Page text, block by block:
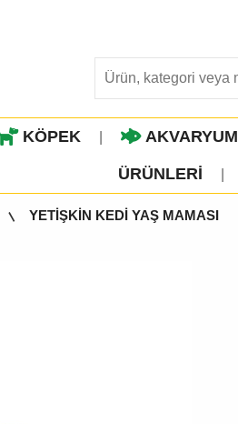
KÖPEK AKVARYUM
ÜRÜNLERI
YETİŞKİN KEDİ YAŞ MAMASI